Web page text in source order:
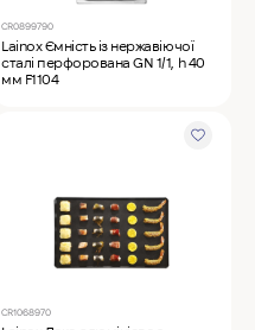
CR0899790
Lainox Ємність із нержавіючої
сталі перфорована GN 1/1, h 40
мм F1104
CR1068970